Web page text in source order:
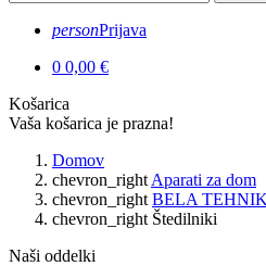
personPrijava
0 0,00 €
Košarica
Vaša košarica je prazna!
Domov
chevron_right Aparati za dom
chevron_right BELA
chevron_right Štedilniki
Naši oddelki